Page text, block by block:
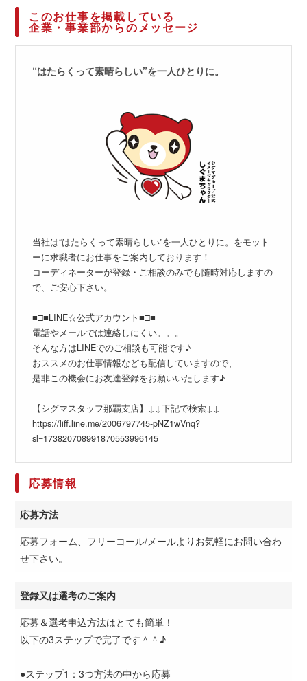
このお仕事を掲載している
企業・事業部からのメッセージ
“はたらくって素晴らしい”を一人ひとりに。
当社は“はたらくって素晴らしい”を一人ひとりに。をモット
ーに求職者にお仕事をご案内しております！
コーディネーターが登録・ご相談のみでも随時対応しますの
で、ご安心下さい。
■□■LINE☆公式アカウント■□■
電話やメールでは連絡しにくい。。。
そんな方はLINEでのご相談も可能です♪
おススメのお仕事情報なども配信していますので、
是非この機会にお友達登録をお願いいたします♪
【シグマスタッフ那覇支店】↓↓下記で検索↓↓
https://liff.line.me/2006797745-pNZ1wVnq?
sl=173820708991870553996145
応募情報
応募方法
応募フォーム、フリーコール/メールよりお気軽にお問い合わ
せ下さい。
登録又は選考のご案内
応募＆選考申込方法はとても簡単！
以下の3ステップで完了です＾＾♪
●ステップ1：3つ方法の中から応募